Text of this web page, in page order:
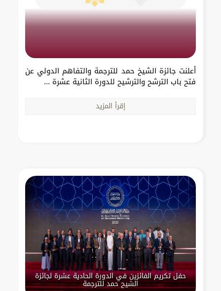
أعلنت جائزة الشيخ حمد للترجمة والتفاهم الدولي عن
فتح باب الترشح والترشيح للدورة الثانية عشرة ...
إقرأ المزيد
حفل تكريم الفائزين في الدورة الحادية عشرة لجائزة
الشيح حمد للترجمة